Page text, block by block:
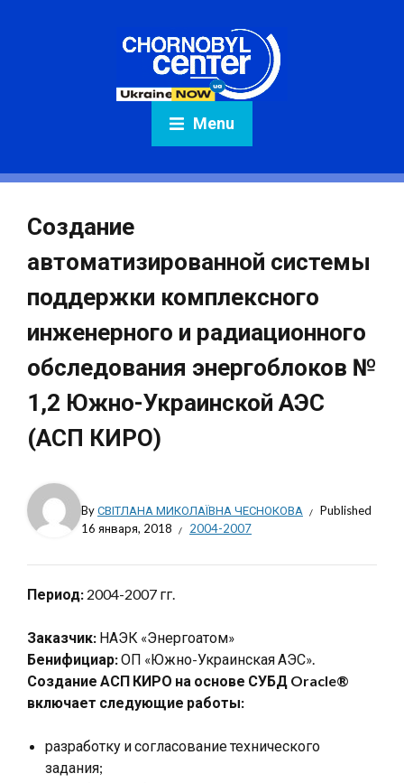
Menu
Создание
автоматизированной системы
поддержки комплексного
инженерного и радиационного
обследования энергоблоков №
1,2 Южно-Украинской АЭС
(АСП КИРО)
ByСВІТЛАНА МИКОЛАЇВНА ЧЕСНОКОВА
Published
16 января, 2018
2004-2007
Период: 2004-2007 гг.
Заказчик: НАЭК «Энергоатом»
Бенифициар:ОП «Южно-Украинская АЭС».
Создание АСП КИРО на основе СУБД Oracle®
включает следующие работы:
разработку и согласование технического
задания;